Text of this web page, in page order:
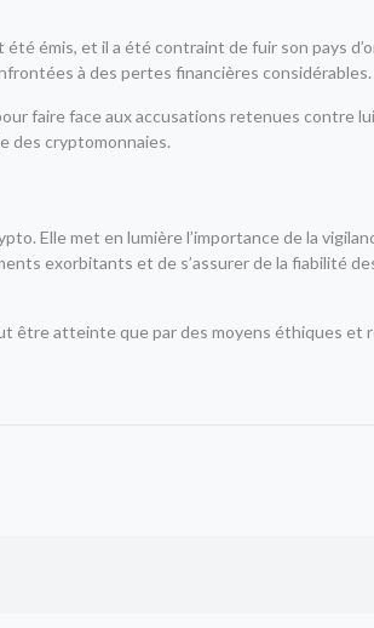
émis, et il a été contraint de fuir son pays
à des pertes financières considérables.
faire face aux accusations retenues contre
des cryptomonnaies.
Elle met en lumière l’importance de la
exorbitants et de s’assurer de la fiabilité
être atteinte que par des moyens éthiques et